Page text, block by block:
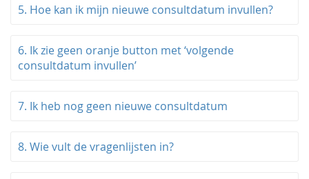
5. Hoe kan ik mijn nieuwe consultdatum invullen?
6. Ik zie geen oranje button met ‘volgende
consultdatum invullen’
7. Ik heb nog geen nieuwe consultdatum
8. Wie vult de vragenlijsten in?